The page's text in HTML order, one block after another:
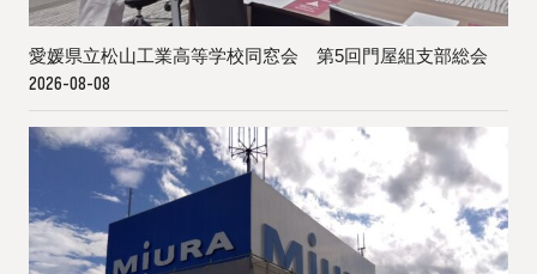
愛媛県立松山工業高等学校同窓会 第5回門屋組支部総会
2026-08-08